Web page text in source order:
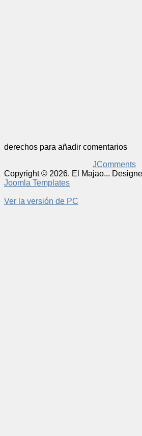
derechos para añadir comentarios
JComments
Copyright © 2026. El Majao...
Joomla Templates
Ver la versión de PC